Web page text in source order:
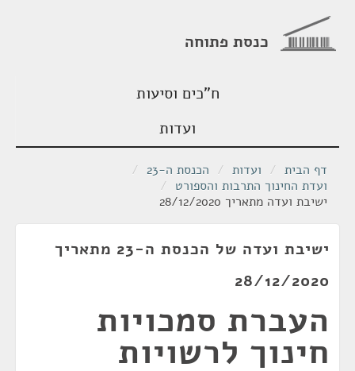
כנסת פתוחה
ח"כים וסיעות
ועדות
דף הבית / ועדות / הכנסת ה-23
/
ועדת החינוך התרבות והספורט /
ישיבת ועדה מתאריך 28/12/2020
ישיבת ועדה של הכנסת ה-23 מתאריך
28/12/2020
העברת סמכויות
חינוך לרשויות